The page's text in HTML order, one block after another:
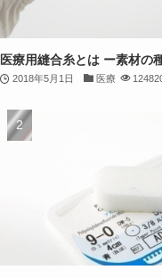
医療用縫合糸とは ー素材の
2018年5月1日 医療